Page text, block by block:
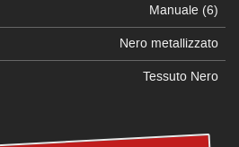
Manuale (6)
Nero metallizzato
Tessuto Nero